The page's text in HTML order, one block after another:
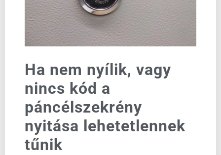
Ha nem nyílik, vagy
nincs kód a
páncélszekrény
nyitása lehetetlennek
tűnik